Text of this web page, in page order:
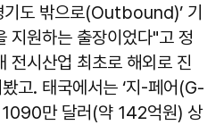
기도 밖으로(Outbound)’ 기
지원하는 출장이었다"고 정
전시산업 최초로 해외로 진
고. 태국에서는 ‘지-페어(G-
만 달러(약 142억원) 상